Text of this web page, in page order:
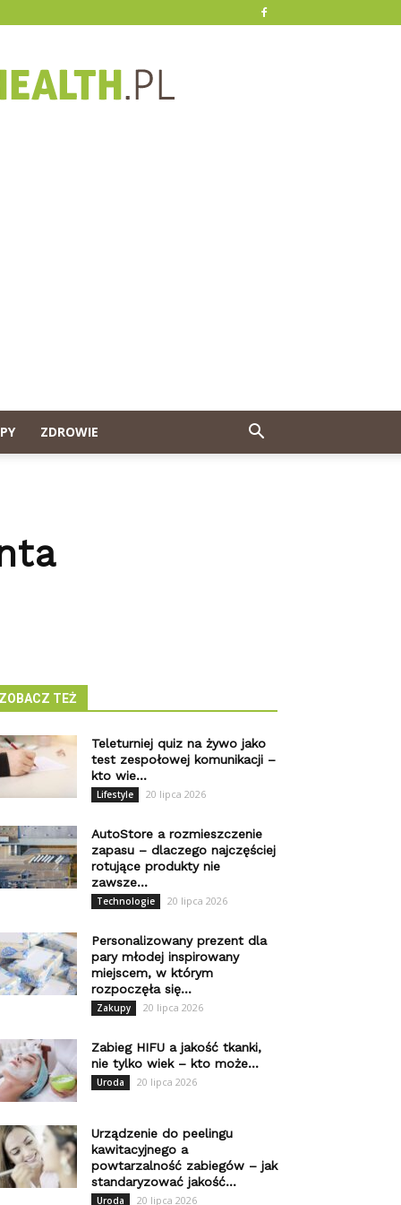
ZDROWIE
ZOBACZ TEŻ
Teleturniej quiz na żywo jako
test zespołowej komunikacji –
kto wie...
Lifestyle 20 lipca 2026
AutoStore a rozmieszczenie
zapasu – dlaczego najczęściej
rotujące produkty nie
zawsze...
Technologie 20 lipca 2026
Personalizowany prezent dla
pary młodej inspirowany
miejscem, w którym
rozpoczęła się...
Zakupy 20 lipca 2026
Zabieg HIFU a jakość tkanki,
nie tylko wiek – kto może...
Uroda 20 lipca 2026
Urządzenie do peelingu
kawitacyjnego a
powtarzalność zabiegów – jak
standaryzować jakość...
Uroda 20 lipca 2026